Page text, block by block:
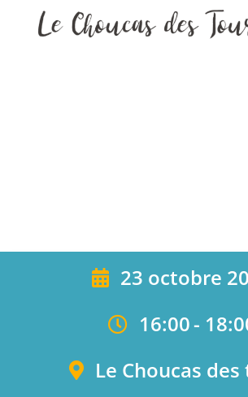
23 octobre
16:00-
Le Choucas